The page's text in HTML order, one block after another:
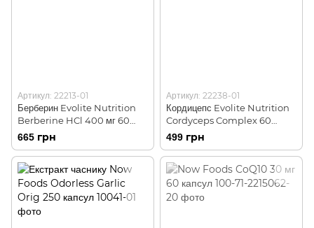
Артикул: 22213-01
Берберин Evolite Nutrition
Berberine HCl 400 мг 60
капсул
665 грн
Артикул: 22238-01
Кордицепс Evolite Nutrition
Cordyceps Complex 60
капсул
499 грн